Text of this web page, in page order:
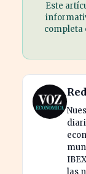
Este
completa